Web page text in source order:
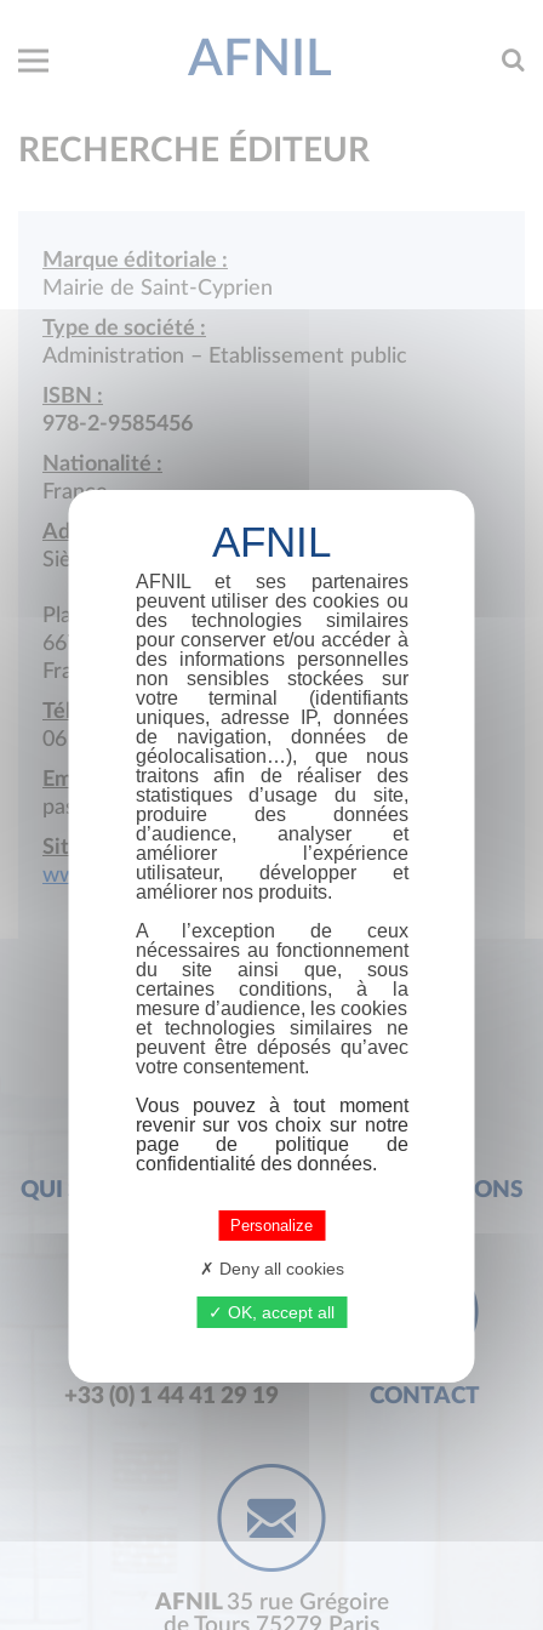
AFNIL
RECHERCHE ÉDITEUR
Marque éditoriale :
Mairie de Saint-Cyprien
Type de société :
Administration – Etablissement public
ISBN :
978-2-9585456
Nationalité :
France
Adresse :
Siège social
Place Desnoyer
66750 Saint-Cyprien
France
Téléphone portable :
06 81 55 8 844
Email :
pascale.meunier@stcyprien.fr
Site Internet :
www.saint-cyprien.com
QUI SOMMES-NOUS ? FOIRE AUX QUESTIONS
+33 (0) 1 44 41 29 19 CONTACT
AFNIL 35 rue Grégoire
AFNIL et ses partenaires
peuvent utiliser des cookies ou
des technologies similaires
pour conserver et/ou accéder à
des informations personnelles
non sensibles stockées sur
votre terminal (identifiants
uniques, adresse IP, données
de navigation, données de
géolocalisation…), que nous
traitons afin de réaliser des
statistiques d’usage du site,
produire des données
d’audience, analyser et
améliorer l’expérience
utilisateur, développer et
améliorer nos produits.
A l’exception de ceux
nécessaires au fonctionnement
du site ainsi que, sous
certaines conditions, à la
mesure d’audience, les cookies
et technologies similaires ne
peuvent être déposés qu’avec
votre consentement.
Vous pouvez à tout moment
revenir sur vos choix sur notre
page de politique de
confidentialité des données.
Personalize
Deny all cookies
OK, accept all